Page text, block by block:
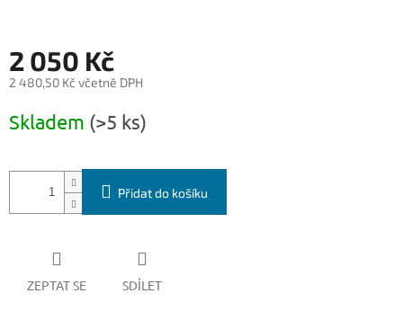
2 050 Kč
2 480,50 Kč včetně DPH
cena:
Skladem (>5 ks)
Přidat do košíku
ZEPTAT SE SDÍLET